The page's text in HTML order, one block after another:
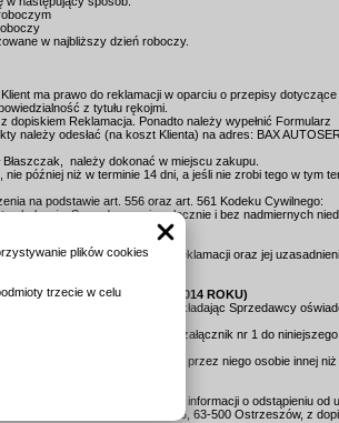
plików cookies
trzecie w celu
w najbliższy dzień roboczy.
ma prawo do reklamacji w oparciu o przepisy
z tytułu rękojmi.
Reklamacja. Ponadto należy wypełnić Formularz
należy odesłać (na koszt Klienta) na adres: BAX
należy dokonać w miejscu zakupu.
później niż w terminie 14 dni, a jeśli nie zrobi tego w tym
na podstawie art. 556 oraz art. 561 Kodeku Cywilnego:
chyba, że Sprzedawca niezwłocznie i bez nadmiernych
Konsumenta wraz z odmową reklamacji oraz jej
OD 25 GRUDNIA 2014 ROKU)
jakiejkolwiek przyczyny składając Sprzedawcy
do pobrania
. wzór stanowi załącznik nr 1 do niniejszego
Konsumentowi lub wskazanej przez niego osobie innej niż
potwierdzenia otrzymania informacji o odstąpieniu od
Błaszczak, ul. Wierzbowa 6, 63-500 Ostrzeszów, z